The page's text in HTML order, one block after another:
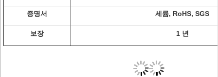
증명서 세륨, RoHS, SGS
보장 1 년